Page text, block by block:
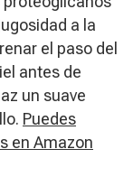
a la
el paso del
antes de
un suave
Puedes
en Amazon